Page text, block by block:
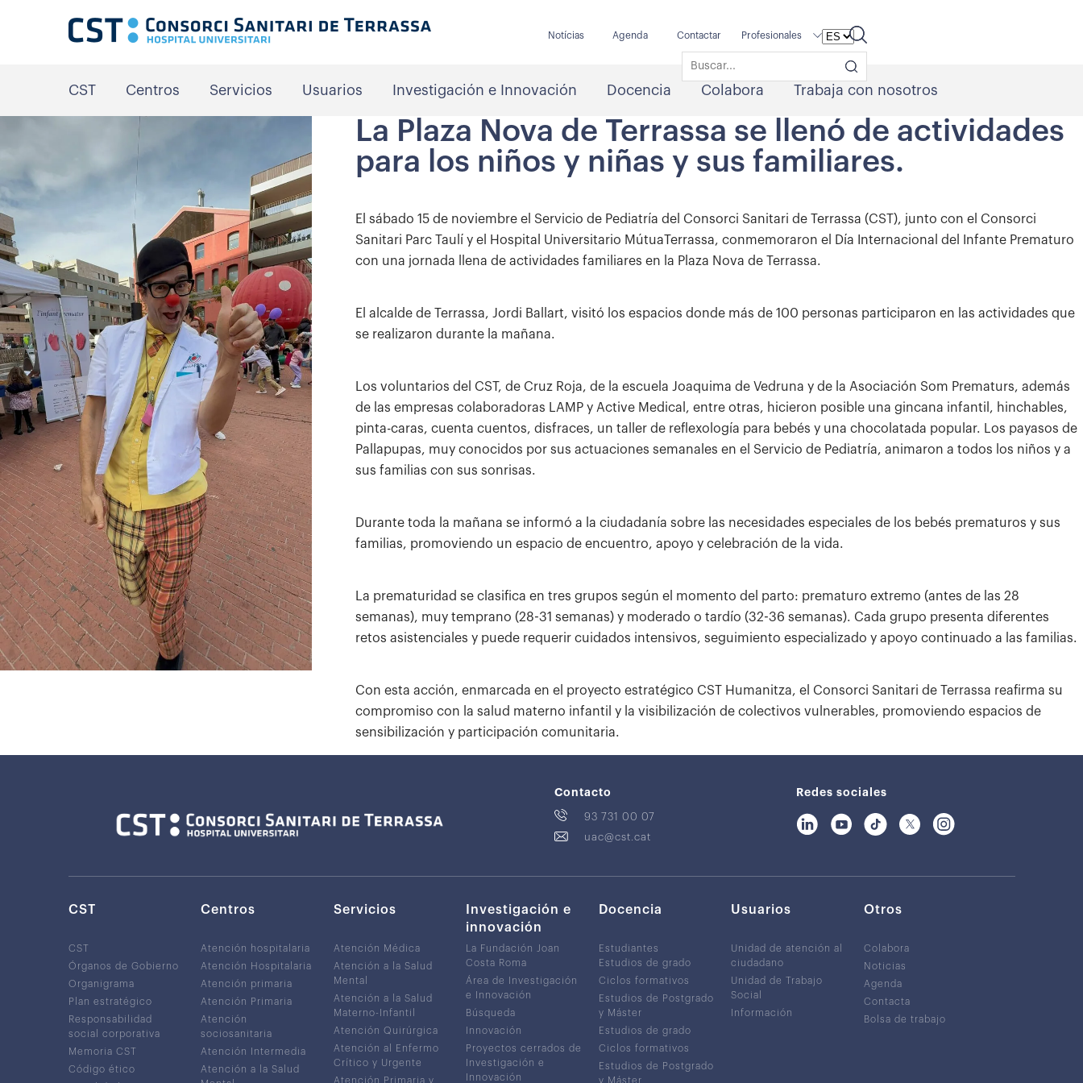
Notícias Agenda Contactar Profesionales
CST Centros Servicios Usuarios Investigación e Innovación Docencia Colabora Trabaja con nosotros
La Plaza Nova de Terrassa se llenó de actividades
para los niños y niñas y sus familiares.
El sábado 15 de noviembre el Servicio de Pediatría del Consorci Sanitari de Terrassa (CST), junto con el Consorci
Sanitari Parc Taulí y el Hospital Universitario MútuaTerrassa, conmemoraron el Día Internacional del Infante Prematuro
con una jornada llena de actividades familiares en la Plaza Nova de Terrassa.
El alcalde de Terrassa, Jordi Ballart, visitó los espacios donde más de 100 personas participaron en las actividades que
se realizaron durante la mañana.
Los voluntarios del CST, de Cruz Roja, de la escuela Joaquima de Vedruna y de la Asociación Som Prematurs, además
de las empresas colaboradoras LAMP y Active Medical, entre otras, hicieron posible una gincana infantil, hinchables,
pinta-caras, cuenta cuentos, disfraces, un taller de reflexología para bebés y una chocolatada popular. Los payasos de
Pallapupas, muy conocidos por sus actuaciones semanales en el Servicio de Pediatría, animaron a todos los niños y a
sus familias con sus sonrisas.
Durante toda la mañana se informó a la ciudadanía sobre las necesidades especiales de los bebés prematuros y sus
familias, promoviendo un espacio de encuentro, apoyo y celebración de la vida.
La prematuridad se clasifica en tres grupos según el momento del parto: prematuro extremo (antes de las 28
semanas), muy temprano (28-31 semanas) y moderado o tardío (32-36 semanas). Cada grupo presenta diferentes
retos asistenciales y puede requerir cuidados intensivos, seguimiento especializado y apoyo continuado a las familias.
Con esta acción, enmarcada en el proyecto estratégico CST Humanitza, el Consorci Sanitari de Terrassa reafirma su
compromiso con la salud materno infantil y la visibilización de colectivos vulnerables, promoviendo espacios de
sensibilización y participación comunitaria.
Contacto
93 731 00 07
uac@cst.cat
Redes sociales
CST
CST
Órganos de Gobierno
Organigrama
Plan estratégico
Responsabilidad
social corporativa
Memoria CST
Código ético
Centros
Atención hospitalaria
Atención Hospitalaria
Atención primaria
Atención Primaria
Atención
sociosanitaria
Atención Intermedia
Atención a la Salud
Servicios
Atención Médica
Atención a la Salud
Mental
Atención a la Salud
Materno-Infantil
Atención Quirúrgica
Atención al Enfermo
Crítico y Urgente
Atención Primaria y
Investigación e
innovación
La Fundación Joan
Costa Roma
Área de Investigación
e Innovación
Búsqueda
Innovación
Proyectos cerrados de
Investigación e
Innovación
Docencia
Estudiantes
Estudios de grado
Ciclos formativos
Estudios de Postgrado
y Máster
Estudios de grado
Ciclos formativos
Estudios de Postgrado
y Máster
Usuarios
Unidad de atención al
ciudadano
Unidad de Trabajo
Social
Información
Otros
Colabora
Noticias
Agenda
Contacta
Bolsa de trabajo